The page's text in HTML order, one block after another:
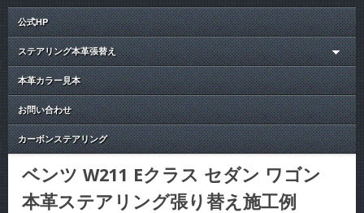
公式HP
ステアリング本革張替え
本革カラー見本
お問い合わせ
カーボンステアリング
ベンツ W211 Eクラス セダン ワゴン
本革ステアリング張り替え施工例